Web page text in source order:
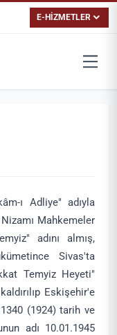
E-HİZMETLER
ı Adliye" adıyla
Mahkemeler
adını almış,
Sivas'ta
Temyiz Heyeti"
Eskişehir'e
(1924) tarih ve
adı 10.01.1945